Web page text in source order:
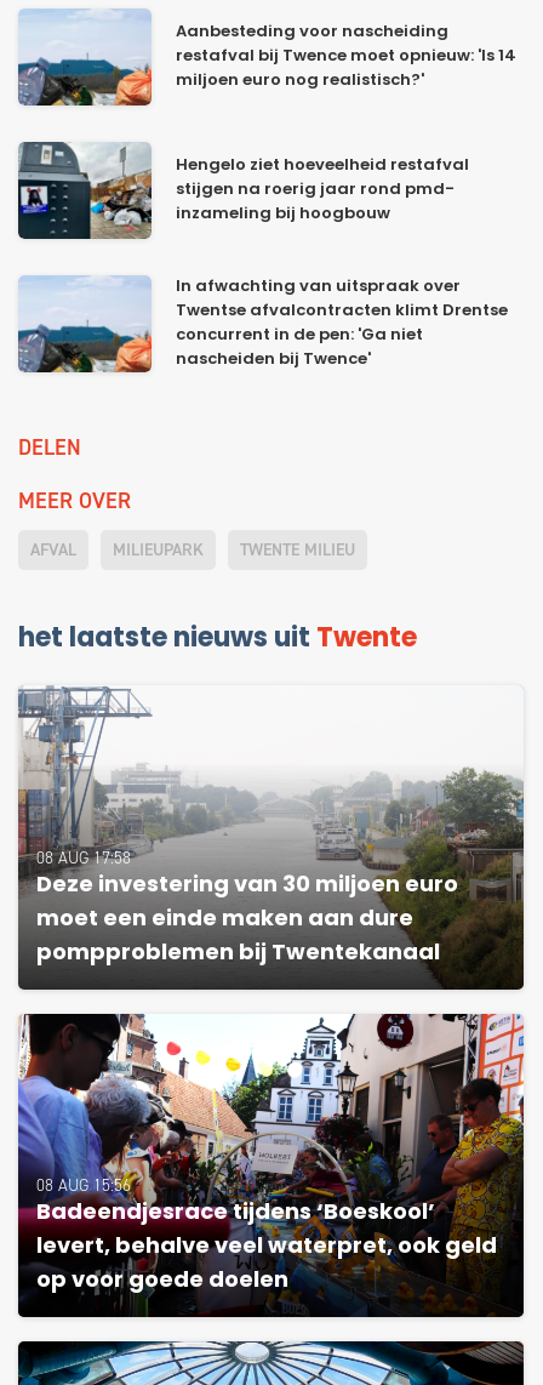
Aanbesteding voor nascheiding
restafval bij Twence moet opnieuw: 'Is 14
miljoen euro nog realistisch?'
Hengelo ziet hoeveelheid restafval
stijgen na roerig jaar rond pmd-
inzameling bij hoogbouw
In afwachting van uitspraak over
Twentse afvalcontracten klimt Drentse
concurrent in de pen: 'Ga niet
nascheiden bij Twence'
DELEN
MEER OVER
AFVAL MILIEUPARK TWENTE MILIEU
het laatste nieuws uit Twente
08 AUG 17:58
Deze investering van 30 miljoen euro
moet een einde maken aan dure
pompproblemen bij Twentekanaal
08 AUG 15:56
Badeendjesrace tijdens ‘Boeskool’
levert, behalve veel waterpret, ook geld
op voor goede doelen